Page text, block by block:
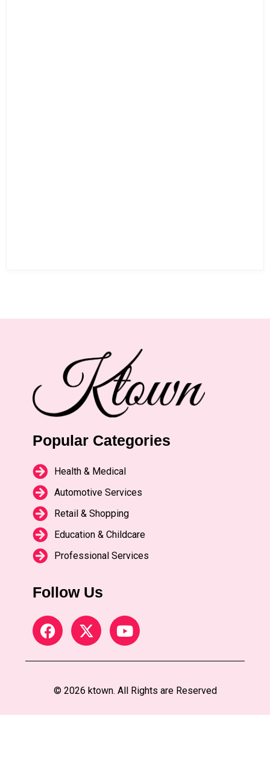
Popular Categories
Health & Medical
Automotive Services
Retail & Shopping
Education & Childcare
Professional Services
Follow Us
© 2026 ktown. All Rights are Reserved